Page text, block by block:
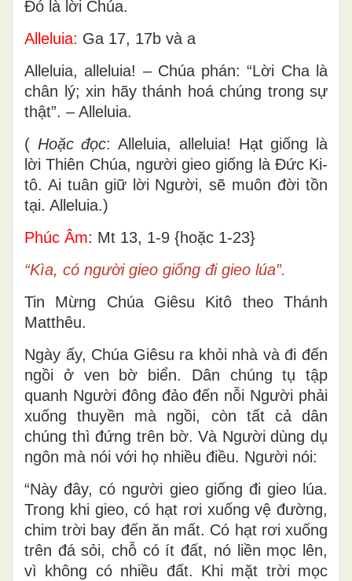
Ðó là lời Chúa.
Alleluia: Ga 17, 17b và a
Alleluia, alleluia! – Chúa phán: “Lời Cha là
chân lý; xin hãy thánh hoá chúng trong sự
thật”. – Alleluia.
( Hoặc đọc: Alleluia, alleluia! Hạt giống là
lời Thiên Chúa, người gieo giống là Đức Ki-
tô. Ai tuân giữ lời Người, sẽ muôn đời tồn
tại. Alleluia.)
Phúc Âm: Mt 13, 1-9 {hoặc 1-23}
“Kìa, có người gieo giống đi gieo lúa”.
Tin Mừng Chúa Giêsu Kitô theo Thánh
Matthêu.
Ngày ấy, Chúa Giêsu ra khỏi nhà và đi đến
ngồi ở ven bờ biển. Dân chúng tụ tập
quanh Người đông đảo đến nỗi Người phải
xuống thuyền mà ngồi, còn tất cả dân
chúng thì đứng trên bờ. Và Người dùng dụ
ngôn mà nói với họ nhiều điều. Người nói:
“Này đây, có người gieo giống đi gieo lúa.
Trong khi gieo, có hạt rơi xuống vệ đường,
chim trời bay đến ăn mất. Có hạt rơi xuống
trên đá sỏi, chỗ có ít đất, nó liền mọc lên,
vì không có nhiều đất. Khi mặt trời mọc